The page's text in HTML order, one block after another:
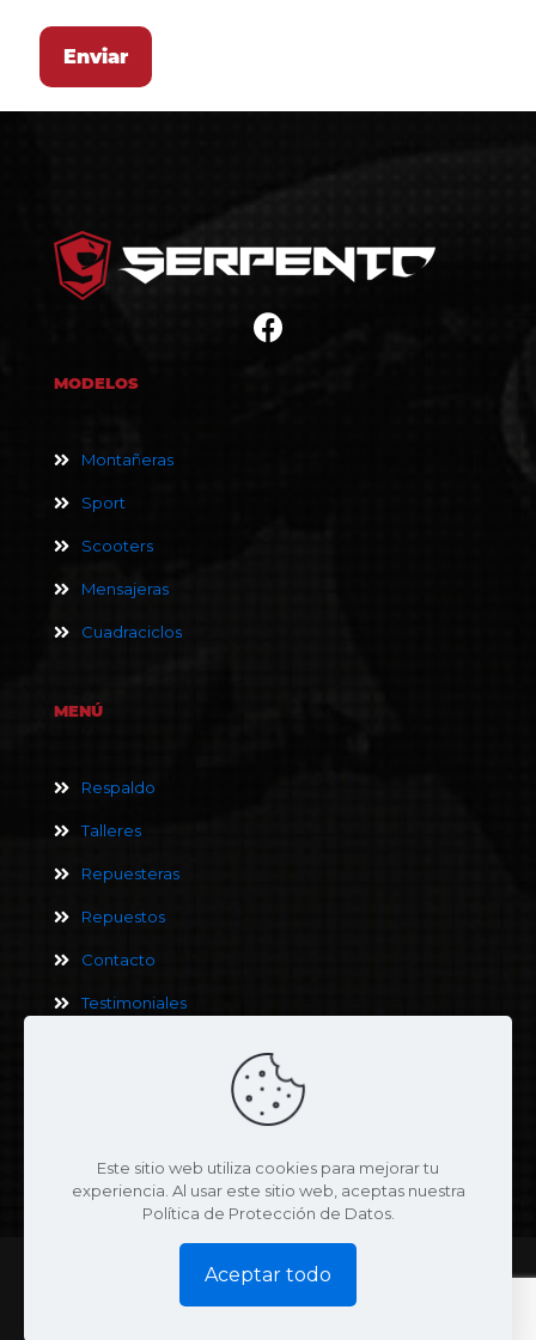
MODELOS
Montañeras
Sport
Scooters
Mensajeras
Cuadraciclos
MENÚ
Respaldo
Talleres
Repuesteras
Repuestos
Contacto
Testimoniales
Términos y Condiciones
Política de Privacidad
© 2025 Moto Serpento | Todos los derechos reservados | Diseño:
Este sitio web utiliza cookies para mejorar tu
experiencia. Al usar este sitio web, aceptas nuestra
Política de Protección de Datos.
Aceptar todo